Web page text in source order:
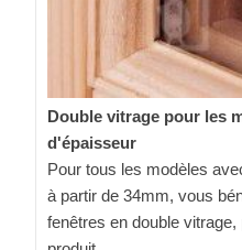
Double vitrage pour les
d'épaisseur
Pour tous les modèles
à partir de 34mm, vous
fenêtres en double